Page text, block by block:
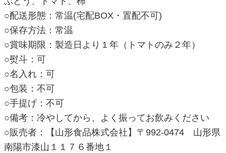
○配送形態：常温(宅配BOX・置配不可)
○保存方法：常温
○賞味期限：製造日より１年（トマトのみ２年）
○熨斗：可
○名入れ：可
○包装：不可
○手提げ：不可
○備考：冷やしてから、よく振ってお飲みください
○販売者：【山形食品株式会社】〒992-0474 山形県
南陽市漆山１１７６番地１